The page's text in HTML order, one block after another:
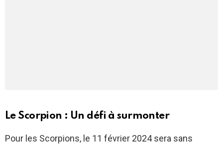
Le Scorpion : Un défi à surmonter
Pour les Scorpions, le 11 février 2024 sera sans